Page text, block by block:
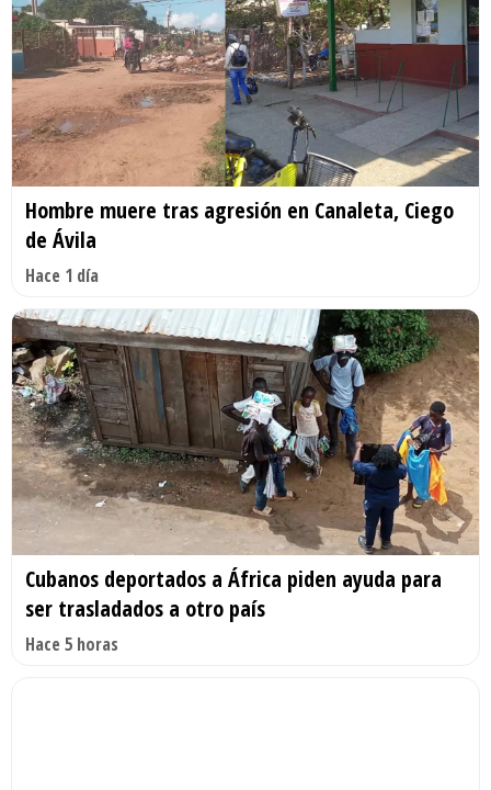
Hombre muere tras agresión en Canaleta, Ciego
de Ávila
Hace 1 día
Cubanos deportados a África piden ayuda para
ser trasladados a otro país
Hace 5 horas